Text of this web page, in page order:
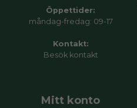
Öppettider:
måndag-fredag: 09-17
Kontakt:
Besök kontakt
Mitt konto